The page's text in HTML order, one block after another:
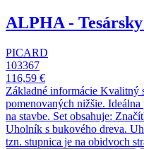
ALPHA -
PICARD
103367
116,59 €
Základné informácie Kvalitný
pomenovaných nižšie.
na stavbe. Set obsahuje:
Uholník s bukového dreva.
tzn. stupnica je na obidvoch